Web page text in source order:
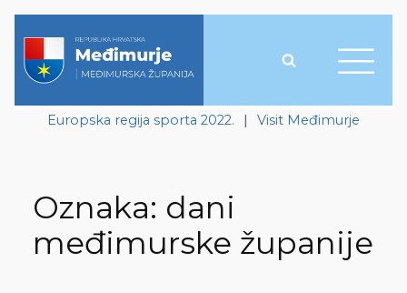
Europska regija sporta 2022. | Visit Međimurje
Oznaka: dani
međimurske županije